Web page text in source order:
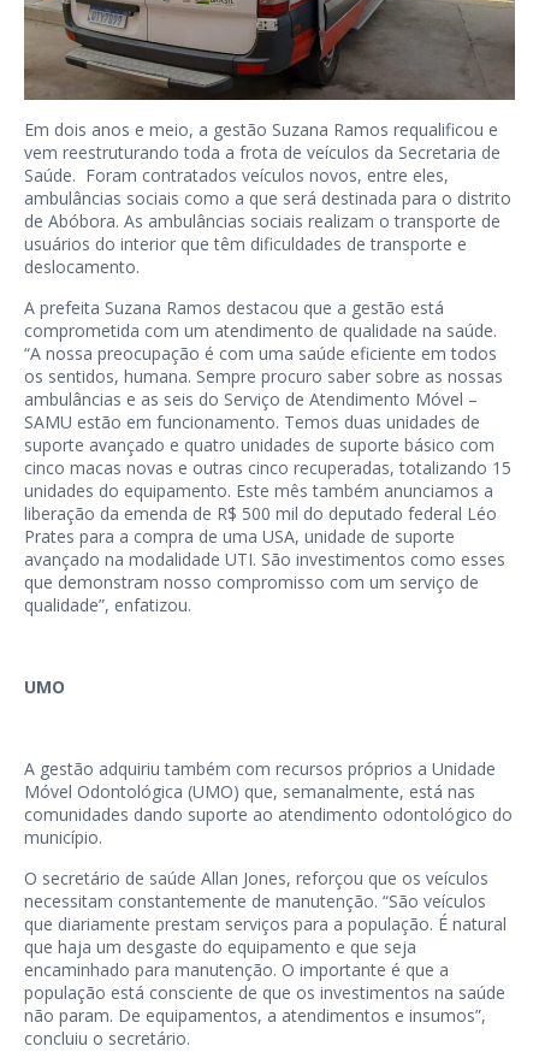
Em dois anos e meio, a gestão Suzana Ramos requalificou e
vem reestruturando toda a frota de veículos da Secretaria de
Saúde. Foram contratados veículos novos, entre eles,
ambulâncias sociais como a que será destinada para o distrito
de Abóbora. As ambulâncias sociais realizam o transporte de
usuários do interior que têm dificuldades de transporte e
deslocamento.
A prefeita Suzana Ramos destacou que a gestão está
comprometida com um atendimento de qualidade na saúde.
“A nossa preocupação é com uma saúde eficiente em todos
os sentidos, humana. Sempre procuro saber sobre as nossas
ambulâncias e as seis do Serviço de Atendimento Móvel –
SAMU estão em funcionamento. Temos duas unidades de
suporte avançado e quatro unidades de suporte básico com
cinco macas novas e outras cinco recuperadas, totalizando 15
unidades do equipamento. Este mês também anunciamos a
liberação da emenda de R$ 500 mil do deputado federal Léo
Prates para a compra de uma USA, unidade de suporte
avançado na modalidade UTI. São investimentos como esses
que demonstram nosso compromisso com um serviço de
qualidade”, enfatizou.
UMO
A gestão adquiriu também com recursos próprios a Unidade
Móvel Odontológica (UMO) que, semanalmente, está nas
comunidades dando suporte ao atendimento odontológico do
município.
O secretário de saúde Allan Jones, reforçou que os veículos
necessitam constantemente de manutenção. “São veículos
que diariamente prestam serviços para a população. É natural
que haja um desgaste do equipamento e que seja
encaminhado para manutenção. O importante é que a
população está consciente de que os investimentos na saúde
não param. De equipamentos, a atendimentos e insumos”,
concluiu o secretário.